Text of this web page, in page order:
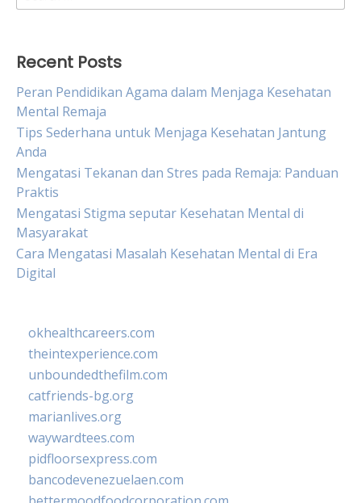
for:
Recent Posts
Peran Pendidikan Agama dalam Menjaga Kesehatan
Mental Remaja
Tips Sederhana untuk Menjaga Kesehatan Jantung
Anda
Mengatasi Tekanan dan Stres pada Remaja: Panduan
Praktis
Mengatasi Stigma seputar Kesehatan Mental di
Masyarakat
Cara Mengatasi Masalah Kesehatan Mental di Era
Digital
okhealthcareers.com
theintexperience.com
unboundedthefilm.com
catfriends-bg.org
marianlives.org
waywardtees.com
pidfloorsexpress.com
bancodevenezuelaen.com